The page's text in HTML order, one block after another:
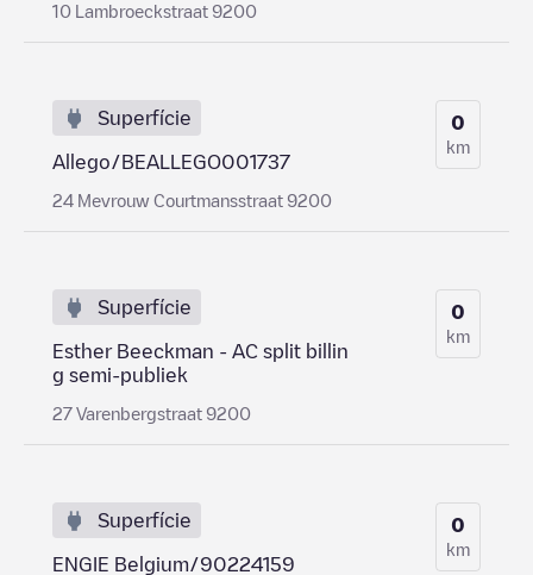
10 Lambroeckstraat 9200
Superfície
Allego/BEALLEGO001737
24 Mevrouw Courtmansstraat 9200
0
km
Superfície
Esther Beeckman - AC split billin
g semi-publiek
27 Varenbergstraat 9200
0
km
Superfície
ENGIE Belgium/90224159
0
km